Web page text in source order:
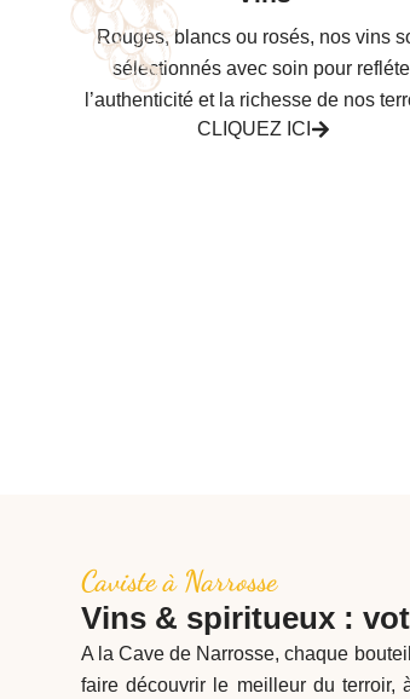
Rouges, blancs ou rosés, nos vins
sélectionnés avec soin pour
l’authenticité et la richesse de nos
CLIQUEZ ICI
Caviste à Narrosse
Vins & spiritueux :
A la Cave de Narrosse, chaque
faire découvrir le meilleur du terroir,